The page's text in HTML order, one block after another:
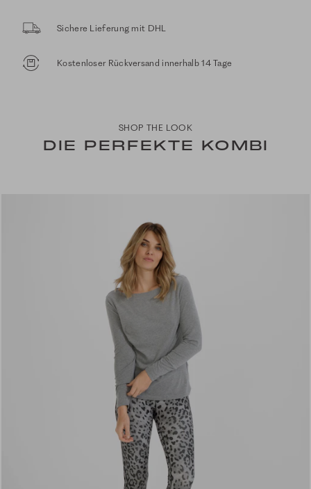
Sichere Lieferung mit DHL
Kostenloser Rückversand innerhalb 14 Tage
SHOP THE LOOK
DIE PERFEKTE KOMBI